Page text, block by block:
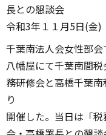
長との懇談会
令和3年１１月5日(金)
千葉南法人会女性部
八幡屋にて千葉南間
務研修会と高橋千葉
り
開催した。当日は「